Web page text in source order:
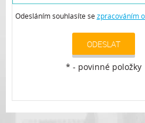
Odesláním souhlasíte se zpracováním
ODESLAT
* - povinné položky